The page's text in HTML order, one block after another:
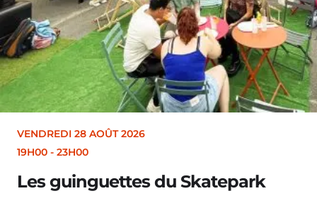
VENDREDI 28 AOÛT 2026
19H00 - 23H00
Les guinguettes du Skatepark